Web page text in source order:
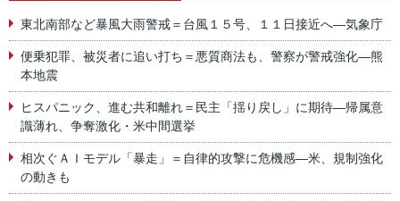
東北南部など暴風大雨警戒＝台風１５号、１１日接近へ―気象庁
便乗犯罪、被災者に追い打ち＝悪質商法も、警察が警戒強化―熊
本地震
ヒスパニック、進む共和離れ＝民主「揺り戻し」に期待―帰属意
識薄れ、争奪激化・米中間選挙
相次ぐＡＩモデル「暴走」＝自律的攻撃に危機感―米、規制強化
の動きも